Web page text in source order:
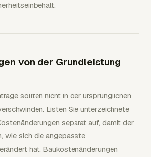
von der Grundleistung
sollten nicht in der ursprünglichen
Listen Sie unterzeichnete
separat auf, damit der
wie sich die angepasste
hat. Baukostenänderungen